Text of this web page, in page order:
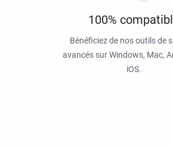
100%
Bénéficiez de nos outils de
avancés sur Windows, Mac,
iOS.